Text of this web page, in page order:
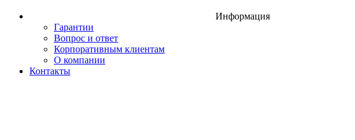
Информация
Гарантии
Вопрос и ответ
Корпоративным клиентам
О компании
Контакты